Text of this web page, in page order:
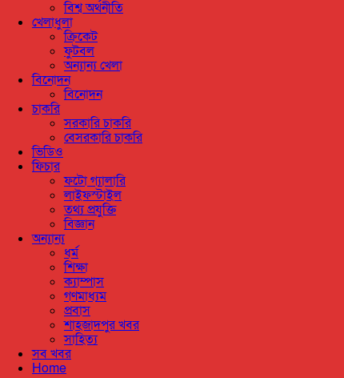
বিশ্ব অর্থনীতি
খেলাধুলা
ক্রিকেট
ফুটবল
অন্যান্য খেলা
বিনোদন
বিনোদন
চাকরি
সরকারি চাকরি
বেসরকারি চাকরি
ভিডিও
ফিচার
ফটো গ্যালারি
লাইফস্টাইল
তথ্য প্রযুক্তি
বিজ্ঞান
অন্যান্য
ধর্ম
শিক্ষা
ক্যাম্পাস
গণমাধ্যম
প্রবাস
শাহজাদপুর খবর
সাহিত্য
সব খবর
Home